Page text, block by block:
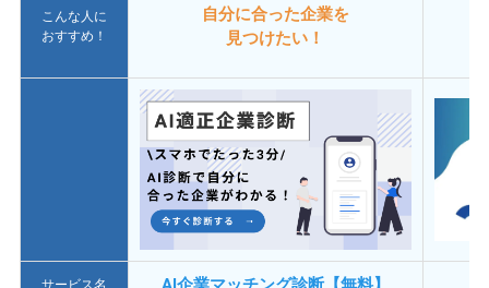
こんな人に
おすすめ！
自分に合った企業を
見つけたい！
サービス名